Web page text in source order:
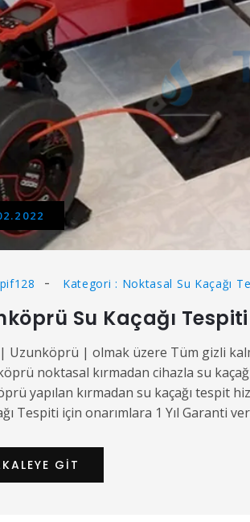
Kategori : Noktasal Su Kaçağı
Su Kaçağı Tespiti
Uzunköprü | olmak üzere Tüm gizli
noktasal kırmadan cihazla su
yapılan kırmadan su kaçağı tespit
Tespiti için onarımlara 1 Yıl Garanti
GIT